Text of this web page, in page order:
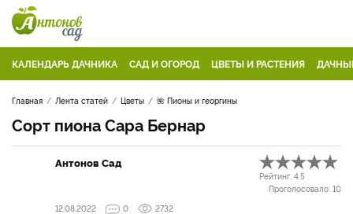
КАЛЕНДАРЬ ДАЧНИКА САД И ОГОРОД ЦВЕТЫ И РАСТЕНИЯ
Главная Лента статей Цветы 🌺 Пионы и георгины
Сорт пиона Сара Бернар
Антонов Сад
Рейтинг: 4.5
Проголосовало: 10
12.08.2022
0 2732